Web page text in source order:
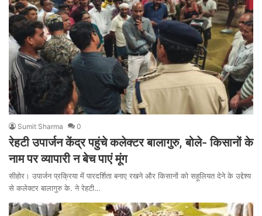
Sumit Sharma 0
रेहटी उपार्जन केंद्र पहुंचे कलेक्टर बालागुरु, बोले- किसानों के
नाम पर व्यापारी न बेच पाएं मूंग
सीहोर। उपार्जन प्रक्रिया में पारदर्शिता बनाए रखने और किसानों को सहूलियत देने के उद्देश्य
से कलेक्टर बालागुरु के. ने रेहटी…